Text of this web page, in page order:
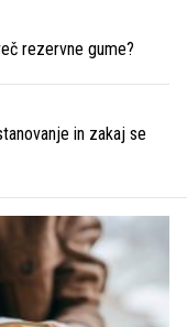
rezervne gume?
in zakaj se